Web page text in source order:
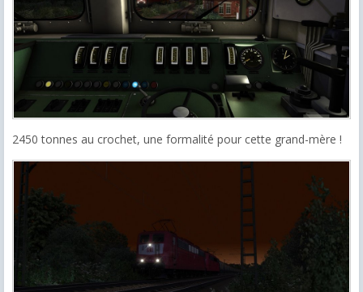
2450 tonnes au crochet, une formalité pour cette grand-mère !